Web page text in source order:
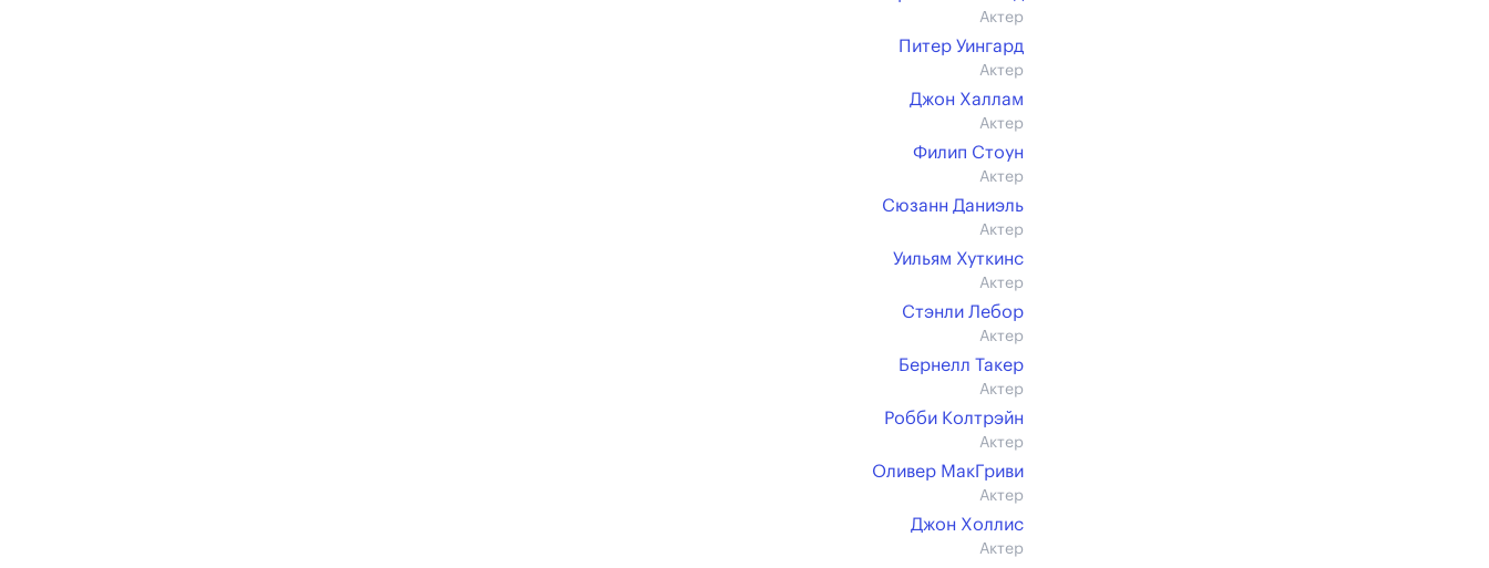
Актер
Питер Уингард
Актер
Джон Халлам
Актер
Филип Стоун
Актер
Сюзанн Даниэль
Актер
Уильям Хуткинс
Актер
Стэнли Лебор
Актер
Бернелл Такер
Актер
Робби Колтрэйн
Актер
Оливер МакГриви
Актер
Джон Холлис
Актер